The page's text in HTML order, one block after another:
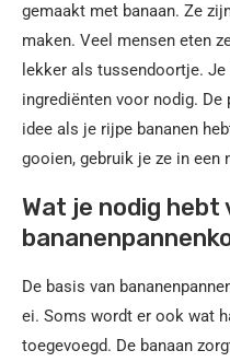
gemaakt met banaan. Ze
maken. Veel mensen eten
lekker als tussendoortje.
ingrediënten voor nodig. De
idee als je rijpe bananen
gooien, gebruik je ze in een
Wat je nodig hebt
De basis van
ei. Soms wordt er ook wat
toegevoegd. De banaan